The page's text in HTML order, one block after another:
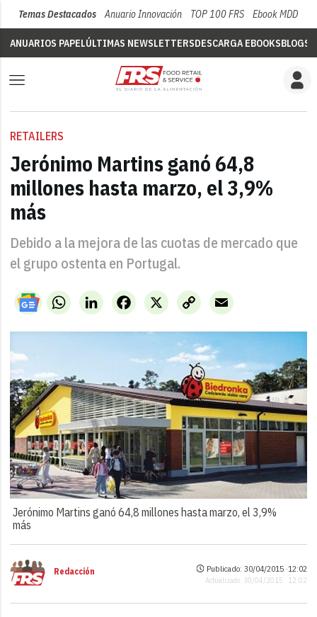
Temas Destacados Anuario Innovación TOP 100 FRS Ebook MDD
ANUARIOS PAPELÚLTIMAS NEWSLETTERSDESCARGA EBOOKSBLOGS
RETAILERS
Jerónimo Martins ganó 64,8
millones hasta marzo, el 3,9%
más
Debido a la mejora de las cuotas de mercado que
el grupo ostenta en Portugal.
WhatsAppLinkedIn X
Facebook
Copy
Link
Email
Jerónimo Martins ganó 64,8 millones hasta marzo, el 3,9%
más
Redacción Publicado: 30/04/2015 ·12:02
Actualizado: 30/04/2015 · 12:02